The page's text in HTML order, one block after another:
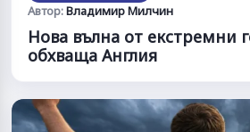
Автор:Владимир Милчин
Нова вълна от екстремни
обхваща Англия